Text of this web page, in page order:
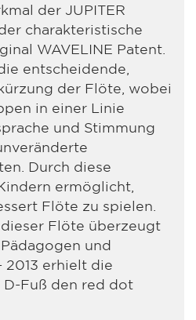
der JUPITER
charakteristische
WAVELINE Patent.
entscheidende,
der Flöte, wobei
in einer Linie
und Stimmung
Durch diese
ermöglicht,
Flöte zu spielen.
Flöte überzeugt
und
2013 erhielt die
Fuß den red dot